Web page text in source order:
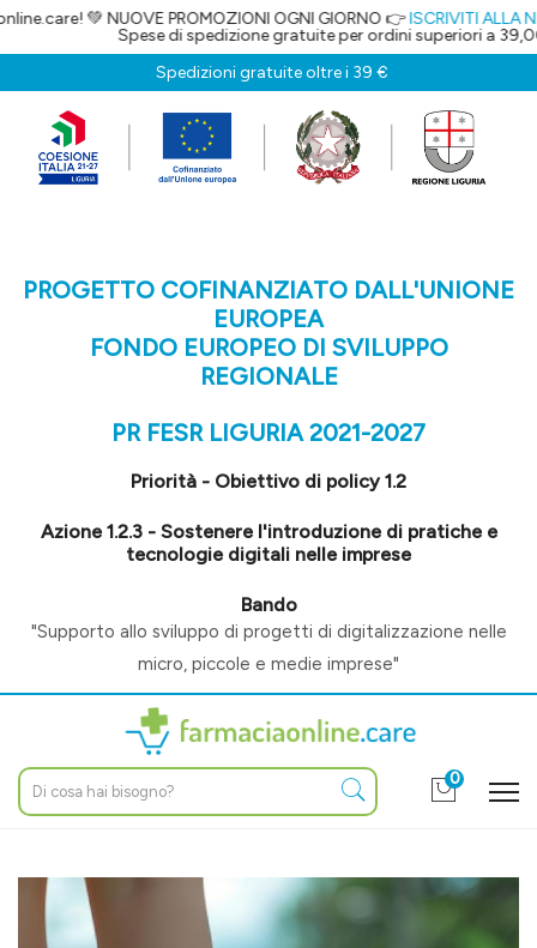
💚 NUOVE PROMOZIONI OGNI GIORNO 👉ISCRIVITI ALLA
Spese di spedizione gratuite per ordini superiori a 39,00€
Spedizioni gratuite oltre i 39 €
PROGETTO COFINANZIATO DALL'UNIONE
EUROPEA
FONDO EUROPEO DI SVILUPPO
REGIONALE
PR FESR LIGURIA 2021-2027
Priorità - Obiettivo di policy 1.2
Azione 1.2.3 - Sostenere l'introduzione di pratiche e
tecnologie digitali nelle imprese
Bando
"Supporto allo sviluppo di progetti di digitalizzazione nelle
micro, piccole e medie imprese"
0
Soluzioni per Gambe Gonfie e Vene Varicose in Estate